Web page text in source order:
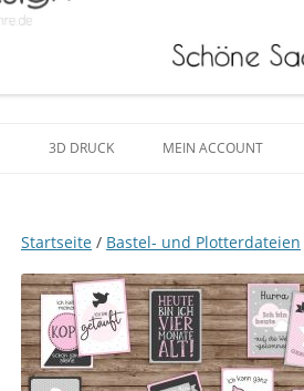
3D DRUCK MEIN ACCOUNT
Startseite / Bastel- und Plotterdateien